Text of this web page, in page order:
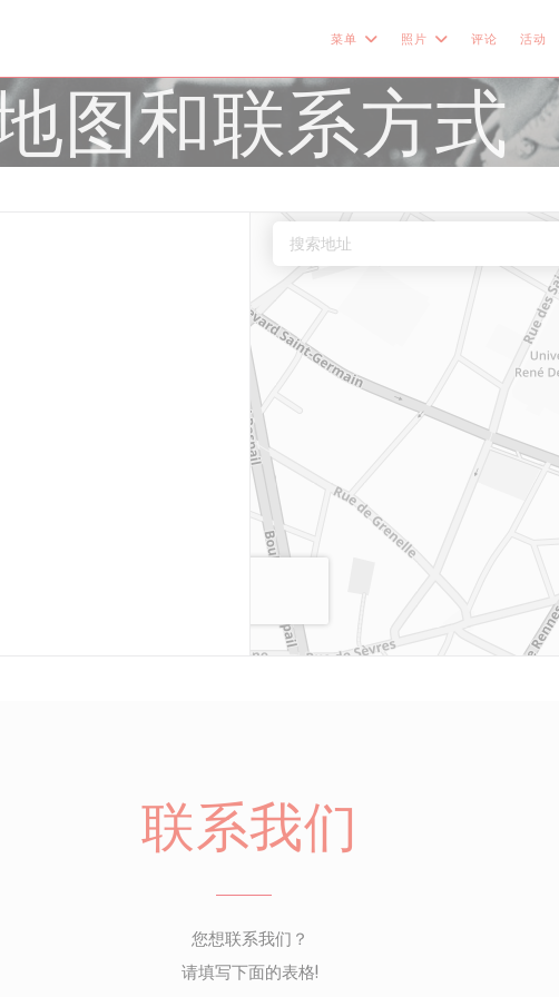
菜单 照片 评论 活动
图和联系方式
联系我们
您想联系我们？
请填写下面的表格!